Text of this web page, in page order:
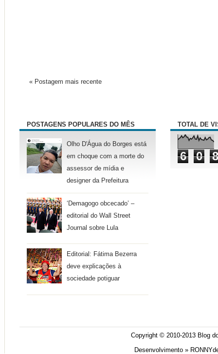
« Postagem mais recente
POSTAGENS POPULARES DO MÊS
Olho D'Água do Borges está
em choque com a morte do
assessor de mídia e
designer da Prefeitura
‘Demagogo obcecado’ –
editorial do Wall Street
Journal sobre Lula
Editorial: Fátima Bezerra
deve explicações à
sociedade potiguar
TOTAL DE
6 0 8
Copyright © 2010-2013 Blog
Desenvolvimento »